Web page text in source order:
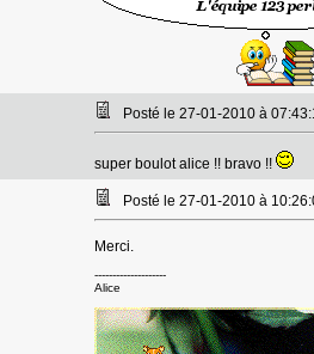
Posté le 27-01-2010 à
super boulot alice !! bravo !!
Posté le 27-01-2010 à
Merci.
--------------------
Alice